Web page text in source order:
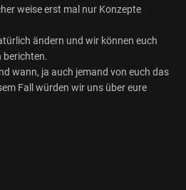
weise erst mal nur Konzepte
ändern und wir können euch
berichten.
wann, ja auch jemand von euch das
Fall würden wir uns über eure